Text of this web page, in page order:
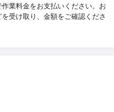
業料金をお支払いください。お
受け取り、金額をご確認くださ